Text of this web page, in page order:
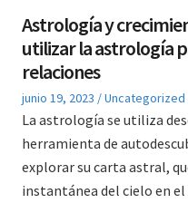
Astrología y
utilizar la astrología
relaciones
Posted
on
junio 19, 2023
Posted
in
Uncategorized
La astrología se utiliza
herramienta de
explorar su carta astral,
instantánea del cielo en